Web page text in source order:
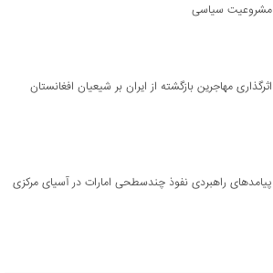
مشروعیت سیاسی
اثرگذاری مهاجرین بازگشته از ایران بر شیعیان افغانستان
پیامدهای راهبردی نفوذ چندسطحی امارات در آسیای مرکزی